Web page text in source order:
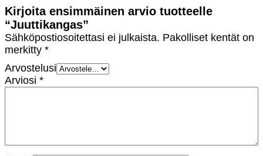
Kirjoita ensimmäinen arvio tuotteelle
“Juuttikangas”
Sähköpostiosoitettasi ei julkaista. Pakolliset kentät on
merkitty *
Arvostelusi
Arviosi *